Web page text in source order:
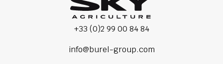
+33 (0)2 99 00 84 84
info@burel-group.com